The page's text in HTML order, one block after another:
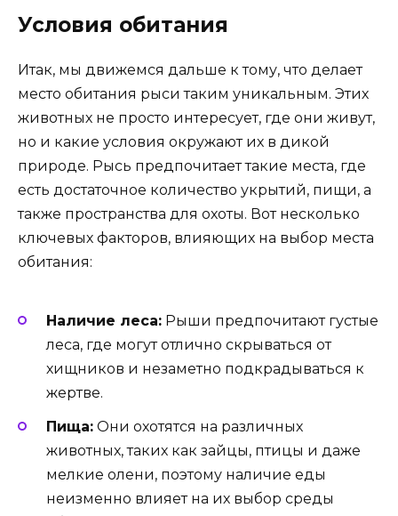
Условия обитания
Итак, мы движемся дальше к тому, что делает
место обитания рыси таким уникальным. Этих
животных не просто интересует, где они живут,
но и какие условия окружают их в дикой
природе. Рысь предпочитает такие места, где
есть достаточное количество укрытий, пищи, а
также пространства для охоты. Вот несколько
ключевых факторов, влияющих на выбор места
обитания:
Наличие леса: Рыши предпочитают густые
леса, где могут отлично скрываться от
хищников и незаметно подкрадываться к
жертве.
Пища: Они охотятся на различных
животных, таких как зайцы, птицы и даже
мелкие олени, поэтому наличие еды
неизменно влияет на их выбор среды